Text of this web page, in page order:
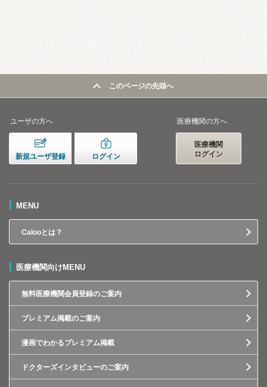
このページの先頭へ
ユーザの方へ
新規ユーザ登録 ログイン
医療機関の方へ
医療機関
ログイン
MENU
Calooとは？
医療機関向けMENU
無料医療機関会員登録のご案内
プレミアム掲載のご案内
漫画でわかるプレミアム掲載
ドクターズインタビューのご案内